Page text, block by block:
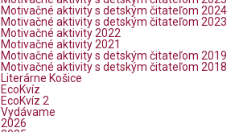
Motivačné aktivity s detským čitateľom 2024
Motivačné aktivity s detským čitateľom 2023
Motivačné aktivity 2022
Motivačné aktivity 2021
Motivačné aktivity s detským čitateľom 2019
Motivačné aktivity s detským čitateľom 2018
Literárne Košice
EcoKvíz
EcoKvíz 2
Vydávame
2026